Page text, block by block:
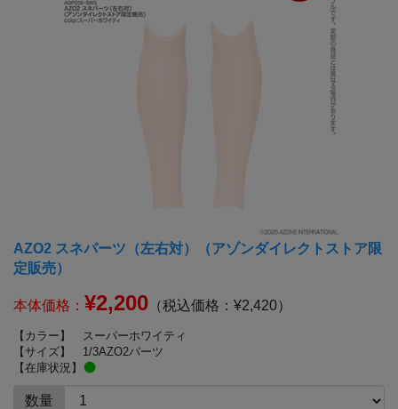
AZO2 スネパーツ（左右対）（アゾンダイレクトストア限
定販売）
本体価格： ¥2,200 （税込価格：¥2,420）
【カラー】
スーパーホワイティ
【サイズ】
1/3AZO2パーツ
【在庫状況】
数量